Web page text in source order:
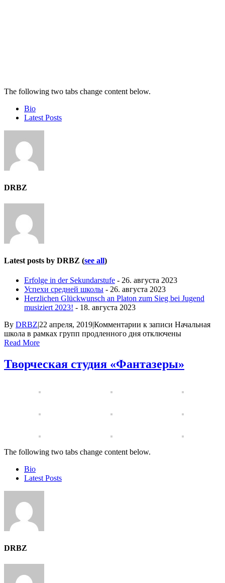
The following two tabs change content below.
Bio
Latest Posts
DRBZ
Latest posts by DRBZ (see all)
Erfolge in der Sekundarstufe - 26. августа 2023
Успехи средней школы - 26. августа 2023
Herzlichen Glückwunsch an Platon zum Sieg bei Jugend
musiziert 2023! - 18. августа 2023
By DRBZ|22 апреля, 2019|Комментарии к записи Начальная
школа в рамках групп продленного дня отключены
Read More
Творческая студия «Фантазеры»
The following two tabs change content below.
Bio
Latest Posts
DRBZ